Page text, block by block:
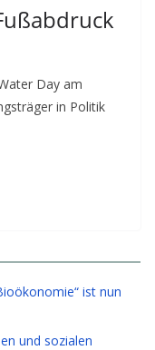
Day am
in Politik
ist nun
und sozialen